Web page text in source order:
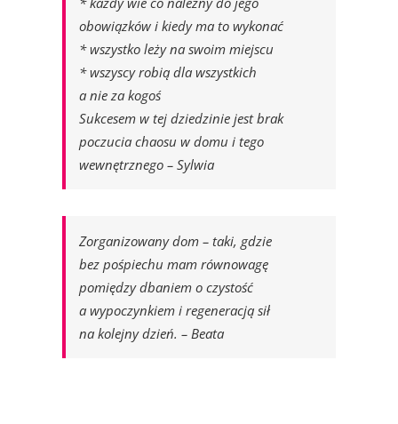
obowiązków i kiedy ma to wykonać
* wszystko leży na swoim miejscu
* wszyscy robią dla wszystkich
a nie za kogoś
Sukcesem w tej dziedzinie jest brak
poczucia chaosu w domu i tego
wewnętrznego – Sylwia
Zorganizowany dom – taki, gdzie
bez pośpiechu mam równowagę
pomiędzy dbaniem o czystość
a wypoczynkiem i regeneracją sił
na kolejny dzień. – Beata